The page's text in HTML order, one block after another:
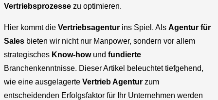
Vertriebsprozesse zu optimieren.
Hier kommt die Vertriebsagentur ins Spiel. Als Agentur für
Sales bieten wir nicht nur Manpower, sondern vor allem
strategisches Know-howund fundierte
Branchenkenntnisse. Dieser Artikel beleuchtet tiefgehend,
wie eine ausgelagerte Vertrieb Agentur zum
entscheidenden Erfolgsfaktor für Ihr Unternehmen werden